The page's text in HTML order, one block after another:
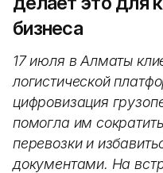
бизнеса
17 июля в Алматы
логистической
цифровизация
помогла им
перевозки и
документами. На